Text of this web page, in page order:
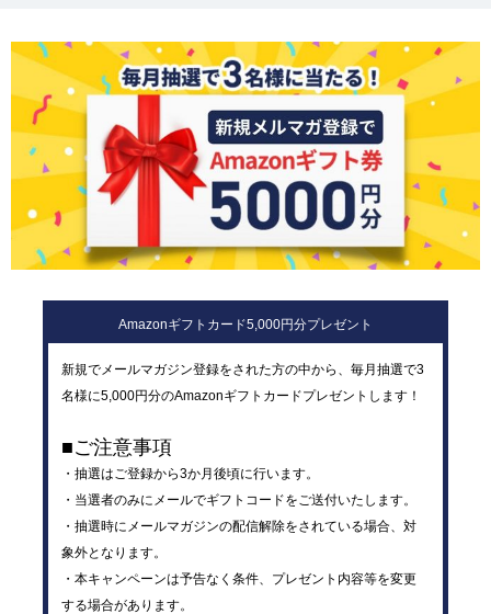
Amazonギフトカード5,000円分プレゼント
新規でメールマガジン登録をされた方の中から、毎月抽選で3
名様に5,000円分のAmazonギフトカードプレゼントします！
■ご注意事項
・抽選はご登録から3か月後頃に行います。
・当選者のみにメールでギフトコードをご送付いたします。
・抽選時にメールマガジンの配信解除をされている場合、対
象外となります。
・本キャンペーンは予告なく条件、プレゼント内容等を変更
する場合があります。